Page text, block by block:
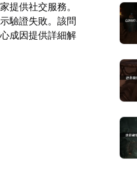
提供社交服務。
驗證失敗。該問
成因提供詳細解